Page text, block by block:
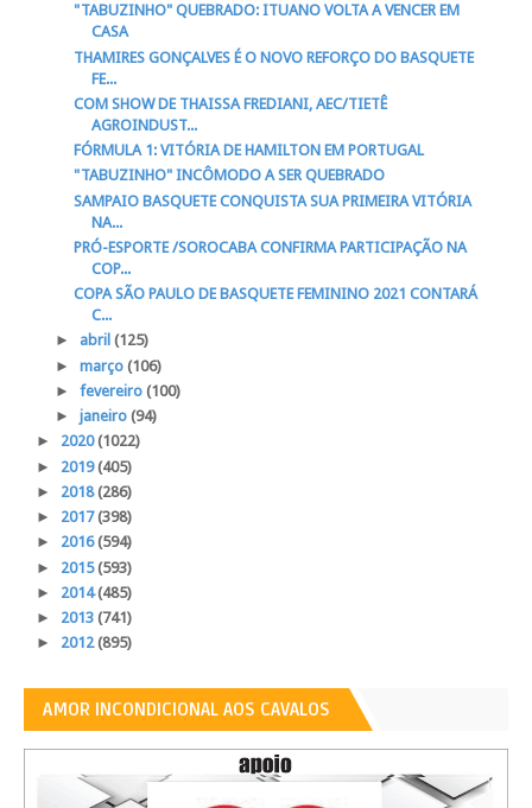
"TABUZINHO" QUEBRADO: ITUANO VOLTA A VENCER EM
CASA
THAMIRES GONÇALVES É O NOVO REFORÇO DO BASQUETE
FE...
COM SHOW DE THAISSA FREDIANI, AEC/TIETÊ
AGROINDUST...
FÓRMULA 1: VITÓRIA DE HAMILTON EM PORTUGAL
"TABUZINHO" INCÔMODO A SER QUEBRADO
SAMPAIO BASQUETE CONQUISTA SUA PRIMEIRA VITÓRIA
NA...
PRÓ-ESPORTE /SOROCABA CONFIRMA PARTICIPAÇÃO NA
COP...
COPA SÃO PAULO DE BASQUETE FEMININO 2021 CONTARÁ
C...
► abril (125)
► março (106)
► fevereiro (100)
► janeiro (94)
► 2020(1022)
► 2019(405)
► 2018(286)
► 2017(398)
► 2016(594)
► 2015(593)
► 2014(485)
► 2013 (741)
► 2012(895)
AMOR INCONDICIONAL AOS CAVALOS